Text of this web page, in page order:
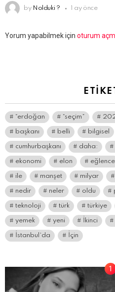
by Nolduki ? 1 ay önce
Bir
Yorum yapabilmek için oturum
“erdoğan “seçim”
başkanı belli bilgisel
cumhurbaşkanı daha:
ekonomi elon eğlence
ile manşet milyar
nedir neler oldu
teknoloji türk türkiye
yemek yeni İkinci
İstanbul’da İçin